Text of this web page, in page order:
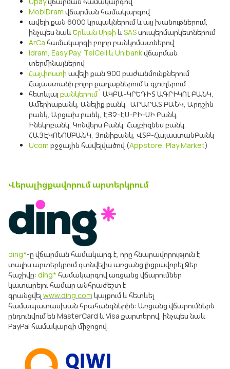
Uplay Նոր
Մուտք
MobiDram վճարման համակարգով
ավելի քան 6000 կրպակներում և այլ խանութներում,
ինչպես նաև Երևան Սիթի և SASսուպերմարկետներում
ArCa համակարգի բոլոր բանկոմատներով
Idram, Easy Pay, TelCell և Unibankվճարման
տերմինալներով
Հայփոստի ավելի քան 900 բաժանմունքներում
Հայաստանի բոլոր քաղաքներում և գյուղերում
հետևյալ բանկերում` ԱԿԲԱ-ԿՐԵԴԻՏ ԱԳՐԻԿՈԼ ԲԱՆԿ,
Ամերիաբանկ, Անելիք բանկ, ԱՐԱՐԱՏ ԲԱՆԿ, Արդշին
բանկ, Արցախ բանկ, ԷՅՉ-ԷՍ-ԲԻ-ՍԻ Բանկ,
Ինեկոբանկ, Կոնվերս Բանկ, Հայբիզնես բանկ,
ՀԱՅԷԿՈՆՈՄԲԱՆԿ, Յունիբանկ, ՎՏԲ-ՀայաստանԲանկ
Ucom բջջային հավելվածով (Appstore Play Market)
Վերալիցքավորում արտերկրում
ding*-ը վճարման համակարգ է, որը հնարավորություն է
տալիս արտերկրում գտնվելիս առցանց լիցքավորել Ձեր
հաշիվը: ding* համակարգով առցանց վճարումներ
կատարելու համար անհրաժեշտ է
գրանցվել www.ding.com կայքում և հետևել
համապատասխան հրահանգներին: Առցանց վճարումներն
ընդունվում են MasterCard և Visa քարտերով, ինչպես նաև
PayPal համակարգի միջոցով: